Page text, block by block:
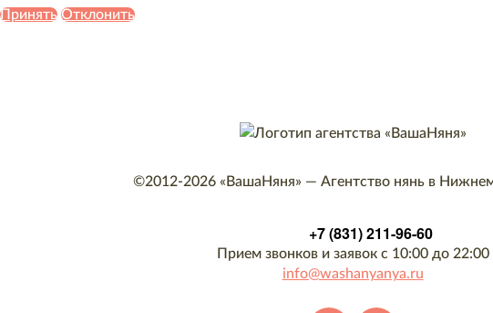
©2012-2026 «ВашаНяня» — Агентство нянь в
+7 (831) 211-96-60
Прием звонков и заявок с 10:00 до 22:00
info@washanyanya.ru
Принять Отклонить